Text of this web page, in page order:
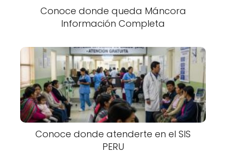
Conoce donde queda Máncora
Información Completa
Conoce donde atenderte en el SIS
PERU